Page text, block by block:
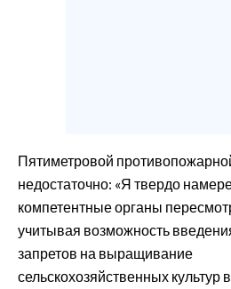
INSULARITÀ
FOTO
VIDEO
Пятиметровой
недостаточно: «Я твердо
компетентные органы
учитывая возможность
запретов на выращивание
сельскохозяйственных культур